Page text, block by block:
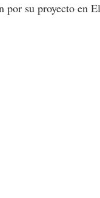
su proyecto en